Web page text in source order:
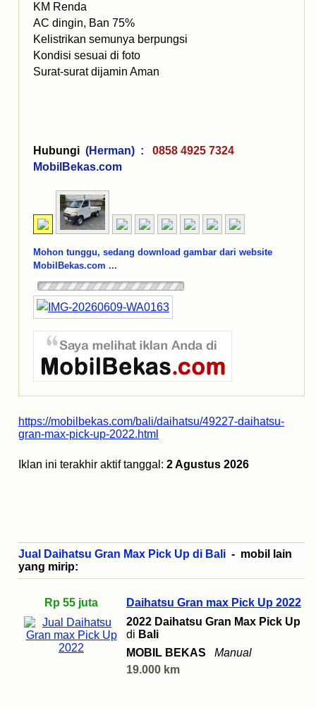
KM Renda
AC dingin, Ban 75%
Kelistrikan semunya berpungsi
Kondisi sesuai di foto
Surat-surat dijamin Aman
Hubungi (Herman) :
0858 4925 7324
MobilBekas.com
Mohon tunggu, sedang download gambar dari website
MobilBekas.com ...
https://mobilbekas.com/bali/daihatsu/49227-daihatsu-
gran-max-pick-up-2022.html
Iklan ini terakhir aktif tanggal: 2 Agustus 2026
Jual Daihatsu Gran Max Pick Up di Bali - mobil lain
yang mirip:
Rp 55 juta
Daihatsu Gran max Pick Up 2022
2022 Daihatsu Gran Max Pick Up
di Bali
MOBIL BEKAS
Manual
19.000 km